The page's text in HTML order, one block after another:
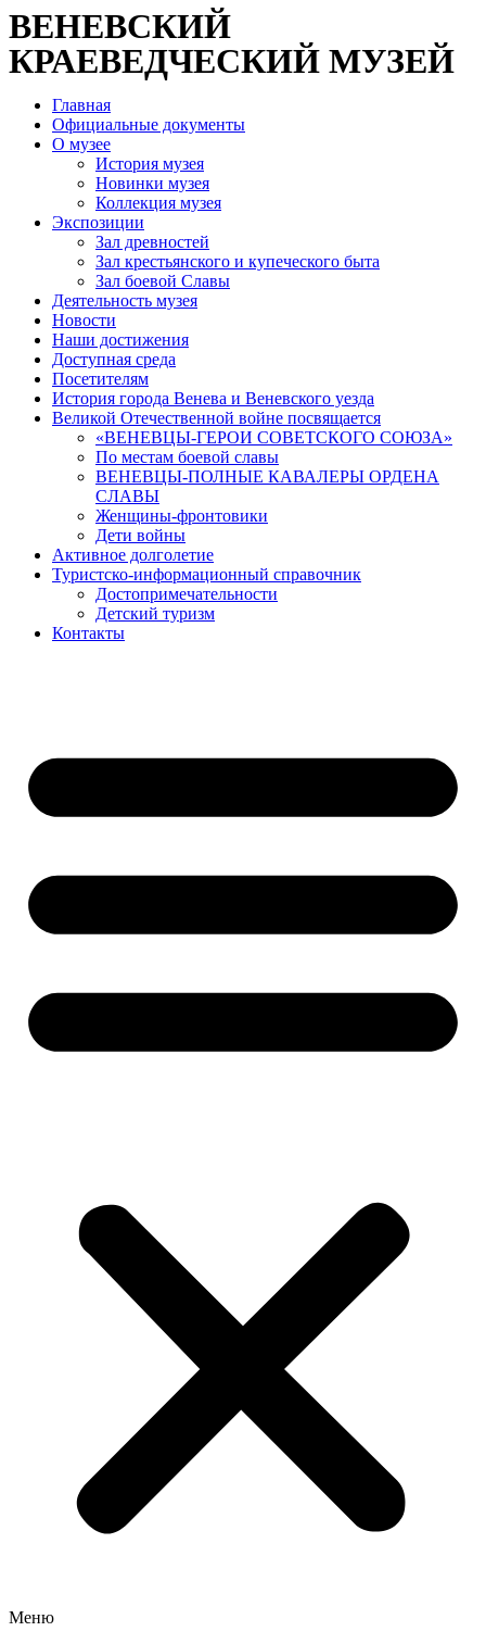
ВЕНЕВСКИЙ
КРАЕВЕДЧЕСКИЙ МУЗЕЙ
Главная
Официальные документы
О музее
История музея
Новинки музея
Коллекция музея
Экспозиции
Зал древностей
Зал крестьянского и купеческого быта
Зал боевой Славы
Деятельность музея
Новости
Наши достижения
Доступная среда
Посетителям
История города Венева и Веневского уезда
Великой Отечественной войне посвящается
«ВЕНЕВЦЫ-ГЕРОИ СОВЕТСКОГО СОЮЗА»
По местам боевой славы
ВЕНЕВЦЫ-ПОЛНЫЕ КАВАЛЕРЫ ОРДЕНА
СЛАВЫ
Женщины-фронтовики
Дети войны
Активное долголетие
Туристско-информационный справочник
Достопримечательности
Детский туризм
Контакты
Меню